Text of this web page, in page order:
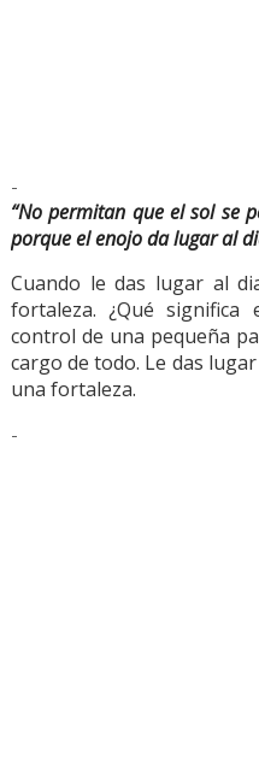
-
“No permitan que el sol se
porque el enojo da lugar al
Cuando le das lugar al
fortaleza. ¿Qué
control de una pequeña
cargo de todo. Le das
una fortaleza.
-